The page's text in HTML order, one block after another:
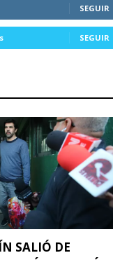
SEGUIR
SEGUIR
SALIÓ DE